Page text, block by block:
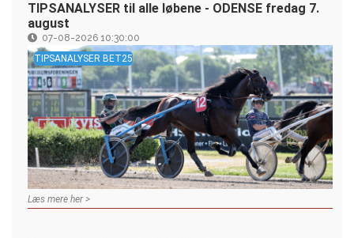
TIPSANALYSER til alle løbene - ODENSE fredag 7.
august
07-08-2026 10:30:00
TIPSANALYSER BET25
Læs mere her >